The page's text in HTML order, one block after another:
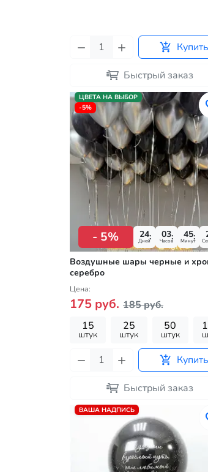
Купить
Быстрый заказ
ЦВЕТА НА ВЫБОР
-5%
- 5% 24
Дней
03
Часов
45
Минут
Воздушные шары черные и
серебро
Цена:
175 руб. 185 руб.
15
штук
25
штук
50
штук
Купить
Быстрый заказ
ВАША НАДПИСЬ